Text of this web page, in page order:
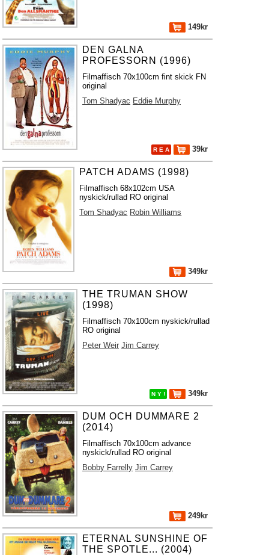
149kr
DEN GALNA
PROFESSORN (1996)
Filmaffisch 70x100cm fint skick FN
original
Tom Shadyac Eddie Murphy
R E A 39kr
PATCH ADAMS (1998)
Filmaffisch 68x102cm USA
nyskick/rullad RO original
Tom Shadyac Robin Williams
349kr
THE TRUMAN SHOW
(1998)
Filmaffisch 70x100cm nyskick/rullad
RO original
Peter Weir Jim Carrey
N Y ! 349kr
DUM OCH DUMMARE 2
(2014)
Filmaffisch 70x100cm advance
nyskick/rullad RO original
Bobby Farrelly Jim Carrey
249kr
ETERNAL SUNSHINE OF
THE SPOTLE... (2004)